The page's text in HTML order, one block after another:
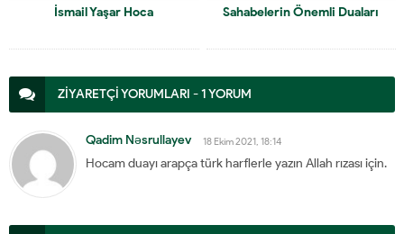
İsmail Yaşar Hoca Sahabelerin Önemli Duaları
ZİYARETÇİ YORUMLARI - 1 YORUM
Qadim Nəsrullayev 18 Ekim 2021, 18:14
Hocam duayı arapça türk harflerle yazın Allah rızası için.